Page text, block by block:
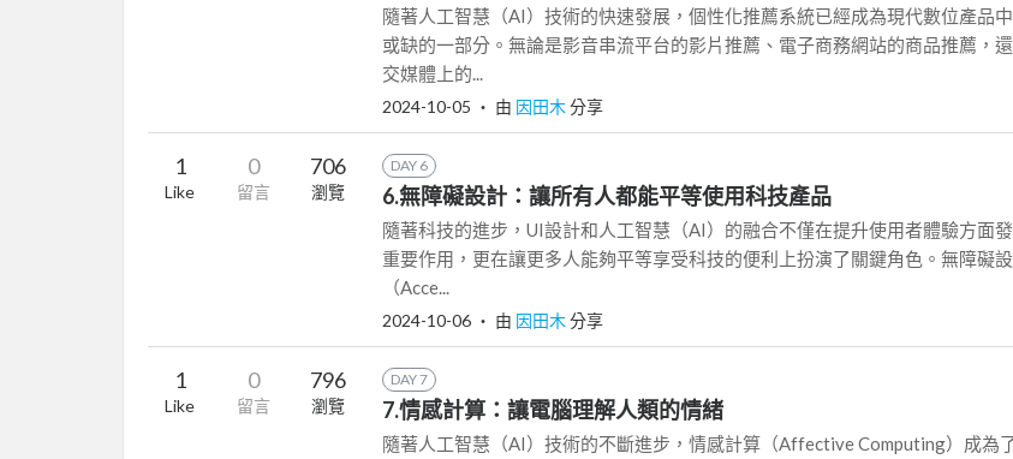
隨著人工智慧（AI）技術的快速發展，個性化推薦系統已經成為現代數位產品
或缺的一部分。無論是影音串流平台的影片推薦、電子商務網站的商品推薦，
交媒體上的...
2024-10-05 ‧ 由 因田木 分享
1
Like
0
留言
706
瀏覽
DAY 6
6.無障礙設計：讓所有人都能平等使用科技產品
隨著科技的進步，UI設計和人工智慧（AI）的融合不僅在提升使用者體驗方面
重要作用，更在讓更多人能夠平等享受科技的便利上扮演了關鍵角色。無障礙
（Acce...
2024-10-06 ‧ 由 因田木 分享
1
Like
0
留言
796
瀏覽
DAY 7
7.情感計算：讓電腦理解人類的情緒
隨著人工智慧（AI）技術的不斷進步，情感計算（Affective Computing）成為